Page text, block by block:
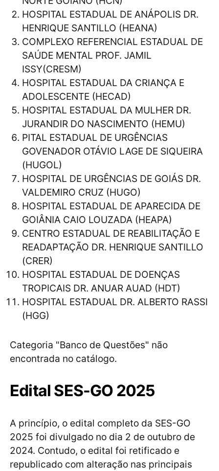
HOSPITAL ESTADUAL DE ANÁPOLIS DR.
HENRIQUE SANTILLO (HEANA)
COMPLEXO REFERENCIAL ESTADUAL DE
SAÚDE MENTAL PROF. JAMIL
ISSY(CRESM)
HOSPITAL ESTADUAL DA CRIANÇA E
ADOLESCENTE (HECAD)
HOSPITAL ESTADUAL DA MULHER DR.
JURANDIR DO NASCIMENTO (HEMU)
PITAL ESTADUAL DE URGÊNCIAS
GOVENADOR OTÁVIO LAGE DE SIQUEIRA
(HUGOL)
HOSPITAL DE URGÊNCIAS DE GOIÁS DR.
VALDEMIRO CRUZ (HUGO)
HOSPITAL ESTADUAL DE APARECIDA DE
GOIÂNIA CAIO LOUZADA (HEAPA)
CENTRO ESTADUAL DE REABILITAÇÃO E
READAPTAÇÃO DR. HENRIQUE SANTILLO
(CRER)
HOSPITAL ESTADUAL DE DOENÇAS
TROPICAIS DR. ANUAR AUAD (HDT)
HOSPITAL ESTADUAL DR. ALBERTO RASSI
(HGG)
Categoria "Banco de Questões" não
encontrada no catálogo.
Edital SES-GO 2025
A princípio, o edital completo da SES-GO
2025 foi divulgado no dia 2 de outubro de
2024. Contudo, o edital foi retificado e
republicado com alteração nas principais